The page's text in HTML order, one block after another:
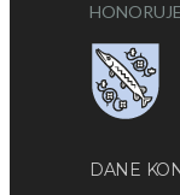
DANE